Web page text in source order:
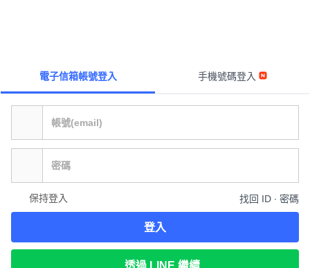
電子信箱帳號登入 手機號碼登入
保持登入 找回 ID ∙ 密碼
登入
透過 LINE 繼續